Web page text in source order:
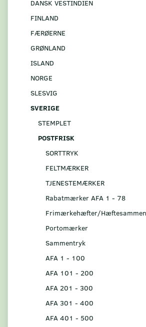
DANSK VESTINDIEN
FINLAND
FÆRØERNE
GRØNLAND
ISLAND
NORGE
SLESVIG
SVERIGE
STEMPLET
POSTFRISK
SORTTRYK
FELTMÆRKER
TJENESTEMÆRKER
Rabatmærker AFA 1 - 78
Frimærkehæfter/
Portomærker
Sammentryk
AFA 1 - 100
AFA 101 - 200
AFA 201 - 300
AFA 301 - 400
AFA 401 - 500